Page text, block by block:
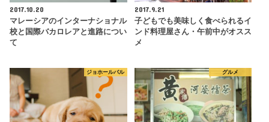
2017.10.20
マレーシアのインターナショナル
校と国際バカロレアと進路につい
て
2017.9.21
子どもでも美味しく食べられるイ
ンド料理屋さん・午前中がオスス
メ
ジョホールバル グルメ